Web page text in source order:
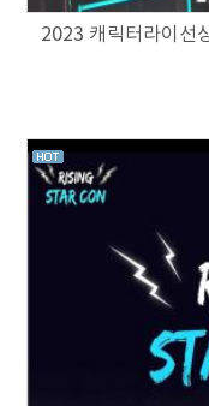
2023 캐릭터라이선